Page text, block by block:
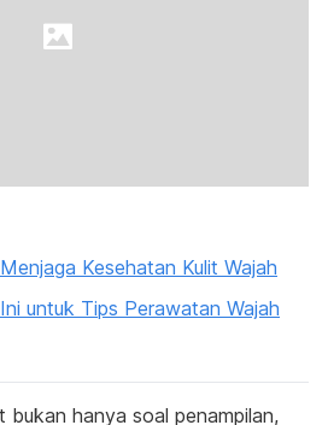
Kesehatan Kulit Wajah
untuk Tips Perawatan Wajah
bukan hanya soal penampilan,